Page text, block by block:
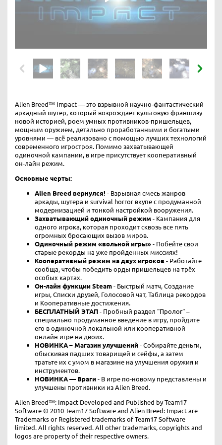
Alien Breed™ Impact — это взрывной научно-фантастический
аркадный шутер, который возрождает культовую франшизу
новой историей, роем умных противников-пришельцев,
мощным оружием, детально проработанными и богатыми
уровнями — всё реализовано с помощью лучших технологий
современного игростроя. Помимо захватывающей
одиночной кампании, в игре присутствует кооперативный
он-лайн режим.
Основные черты:
Alien Breed вернулся! - Взрывная смесь жанров
аркады, шутера и survival horror вкупе с продуманной
модернизацией и тонкой настройкой вооружения.
Захватывающий одиночный режим - Кампания для
одного игрока, которая проходит сквозь все пять
огромных бросающих вызов миров.
Одиночный режим «вольной игры»- Побейте свои
старые рекорды на уже пройденных миссиях!
Кооперативный режим на двух игроков- Работайте
сообща, чтобы победить орды пришельцев на трёх
особых картах.
Он-лайн функции Steam- Быстрый матч, Создание
игры, Списки друзей, Голосовой чат, Таблица рекордов
и Кооперативные достижения.
БЕСПЛАТНЫЙ ЭТАП- Пробный раздел "Пролог" –
специально продуманное введение в игру, пройдите
его в одиночной локальной или кооперативной
онлайн игре на двоих.
НОВИНКА – Магазин улучшений- Собирайте деньги,
обыскивая падших товарищей и сейфы, а затем
тратьте их с умом в магазине на улучшения оружия и
инструментов.
НОВИНКА — Враги- В игре по-новому представлены и
улучшены противники из Alien Breed.
Alien Breed™: Impact Developed and Published by Team17
Software © 2010 Team17 Software and Alien Breed: Impact are
Trademarks or Registered trademarks of Team17 Software
limited. All rights reserved. All other trademarks, copyrights and
logos are property of their respective owners.